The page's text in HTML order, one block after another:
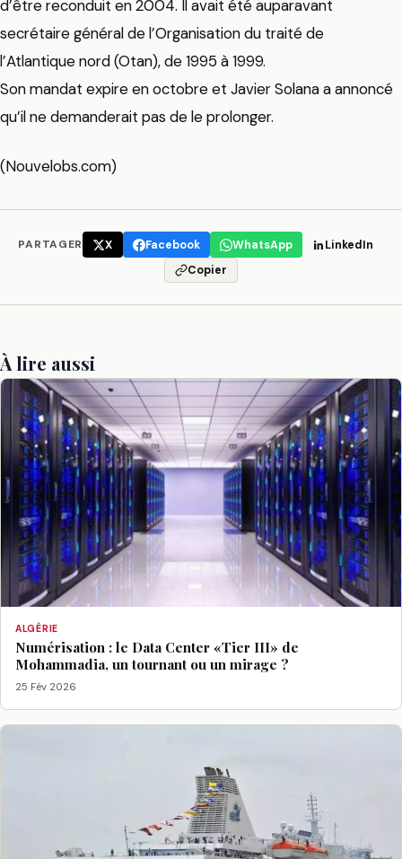
d’être reconduit en 2004. Il avait été auparavant
secrétaire général de l’Organisation du traité de
l’Atlantique nord (Otan), de 1995 à 1999.
Son mandat expire en octobre et Javier Solana a annoncé
qu’il ne demanderait pas de le prolonger.
(Nouvelobs.com)
PARTAGER X Facebook WhatsApp
LinkedIn
Copier
À lire aussi
ALGÉRIE
Numérisation : le Data Center «Tier III» de
Mohammadia, un tournant ou un mirage ?
25 Fév 2026